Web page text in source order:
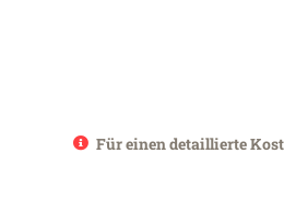
Für einen detaillierte